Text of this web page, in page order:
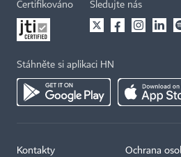
Certifikováno Sledujte nás
Stáhněte si aplikaci HN
Kontakty Ochrana